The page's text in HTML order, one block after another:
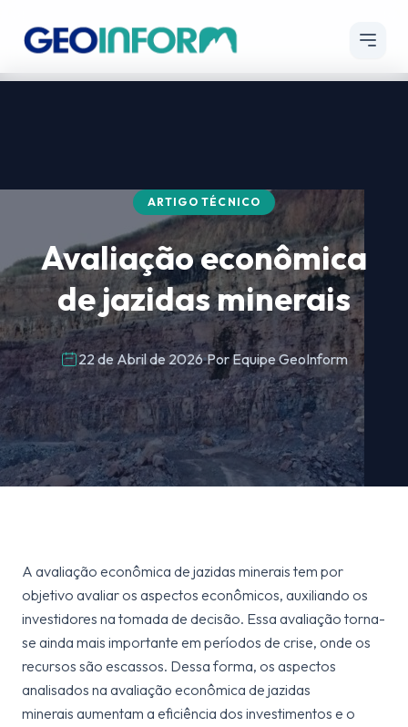
ARTIGO TÉCNICO
Avaliação econômica
de jazidas minerais
22 de Abril de 2026 Por Equipe GeoInform
A avaliação econômica de jazidas minerais tem por
objetivo avaliar os aspectos econômicos, auxiliando os
investidores na tomada de decisão. Essa avaliação torna-
se ainda mais importante em períodos de crise, onde os
recursos são escassos. Dessa forma, os aspectos
analisados na avaliação econômica de jazidas
minerais aumentam a eficiência dos investimentos e o